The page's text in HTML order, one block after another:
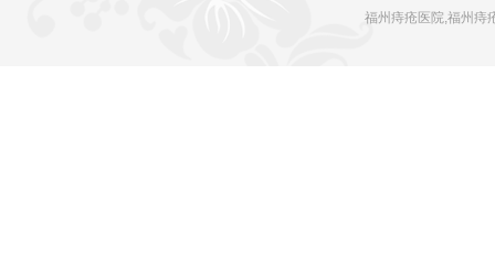
福州痔疮医院,福州痔